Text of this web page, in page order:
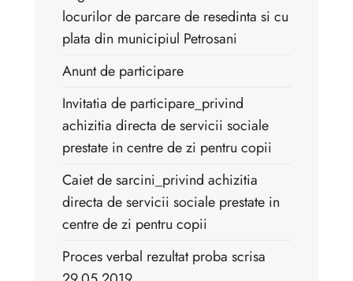
locurilor de parcare de resedinta si cu
plata din municipiul Petrosani
Anunt de participare
Invitatia de participare_privind
achizitia directa de servicii sociale
prestate in centre de zi pentru copii
Caiet de sarcini_privind achizitia
directa de servicii sociale prestate in
centre de zi pentru copii
Proces verbal rezultat proba scrisa